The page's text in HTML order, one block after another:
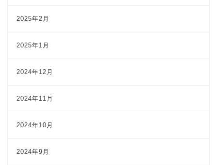
2025年2月
2025年1月
2024年12月
2024年11月
2024年10月
2024年9月